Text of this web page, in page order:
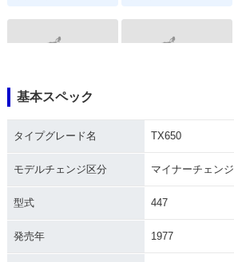
基本スペック
タイプグレード名 TX650
モデルチェンジ区分 マイナーチェンジ
型式 447
発売年 1977